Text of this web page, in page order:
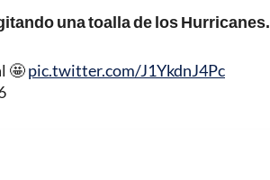
una toalla de los Hurricanes.
🤩pic.twitter.com/J1YkdnJ4Pc